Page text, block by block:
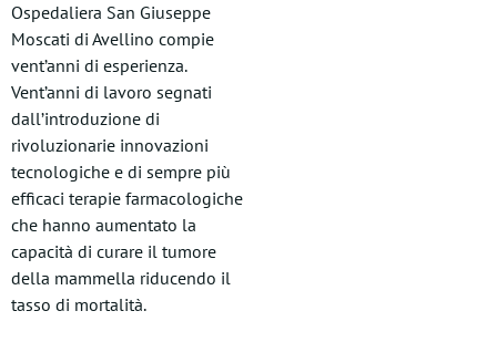
Ospedaliera San Giuseppe
Moscati di Avellino compie
vent’anni di esperienza.
Vent’anni di lavoro segnati
dall’introduzione di
rivoluzionarie innovazioni
tecnologiche e di sempre più
efficaci terapie farmacologiche
che hanno aumentato la
capacità di curare il tumore
della mammella riducendo il
tasso di mortalità.